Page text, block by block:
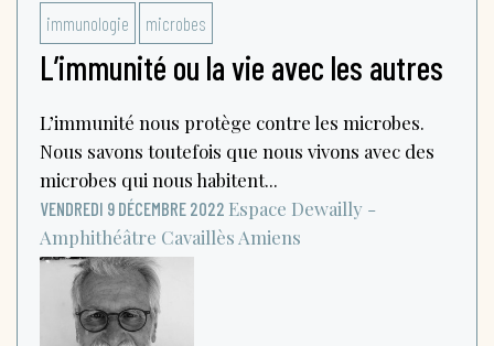
immunologie microbes
L’immunité ou la vie avec les autres
L’immunité nous protège contre les microbes.
Nous savons toutefois que nous vivons avec des
microbes qui nous habitent...
VENDREDI 9 DÉCEMBRE 2022 Espace Dewailly -
Amphithéâtre Cavaillès Amiens